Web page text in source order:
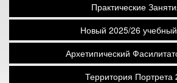
Практические
Новый 2025/26
Архетипический
Территория Портрета